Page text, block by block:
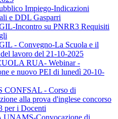
Impiego-Indicazioni
e DDL Gasparri
Incontro su PNRR3 Requisiti
- Convegno-La Scuola e il
lavoro del 21-10-2025
RUA- Webinar -
e nuovo PEI di lunedì 20-10-
CONFSAL - Corso di
alla prova d'inglese concorso
per i Docenti